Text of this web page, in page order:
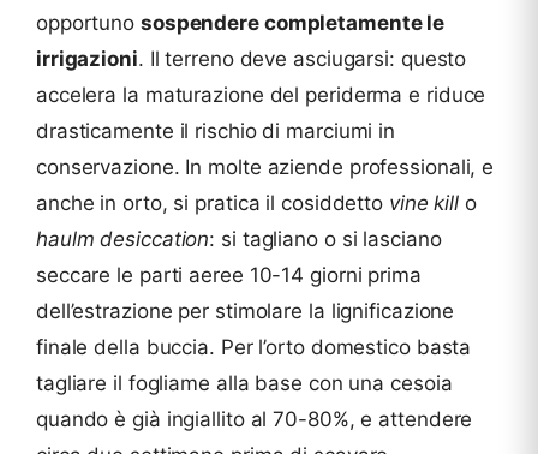
opportuno sospendere completamente le
irrigazioni. Il terreno deve asciugarsi: questo
accelera la maturazione del periderma e riduce
drasticamente il rischio di marciumi in
conservazione. In molte aziende professionali, e
anche in orto, si pratica il cosiddetto vine kill o
haulm desiccation: si tagliano o si lasciano
seccare le parti aeree 10-14 giorni prima
dell’estrazione per stimolare la lignificazione
finale della buccia. Per l’orto domestico basta
tagliare il fogliame alla base con una cesoia
quando è già ingiallito al 70-80%, e attendere